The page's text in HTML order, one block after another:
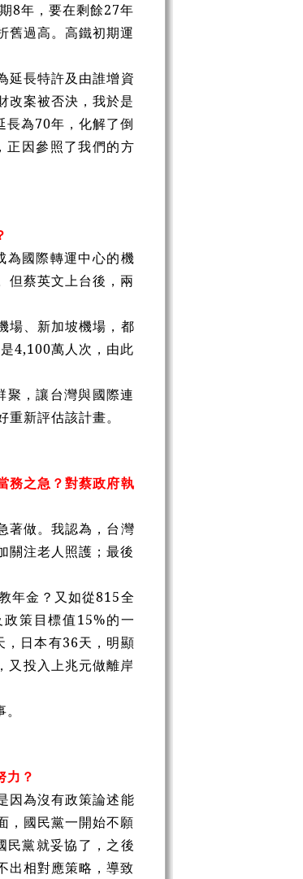
8年，要在剩餘27年
舊過高。高鐵初期運
延長特許及由誰增資
改案被否決，我於是
長為70年，化解了倒
正因參照了我們的方
為國際轉運中心的機
但蔡英文上台後，兩
場、新加坡機場，都
4,100萬人次，由此
聚，讓台灣與國際連
新評估該計畫。
務之急？對蔡政府執
著做。我認為，台灣
關注老人照護；最後
年金？又如從815全
策目標值15%的一
，日本有36天，明顯
又投入上兆元做離岸
力？
因為沒有政策論述能
，國民黨一開始不願
民黨就妥協了，之後
出相對應策略，導致